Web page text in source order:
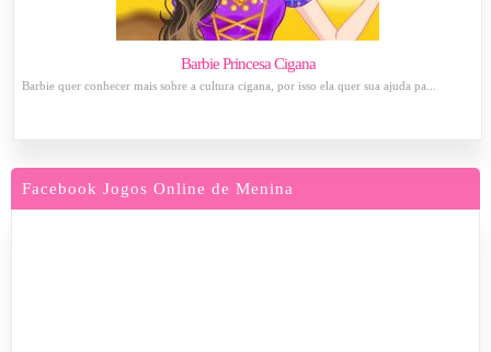
Barbie Princesa Cigana
Barbie quer conhecer mais sobre a cultura cigana, por isso ela quer sua ajuda pa...
Facebook Jogos Online de Menina